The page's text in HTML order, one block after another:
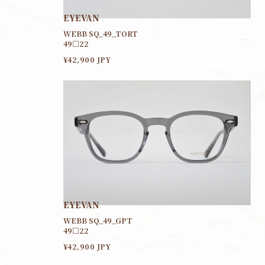
EYEVAN
WEBB SQ_49_TORT
49□22
¥42,900 JPY
EYEVAN
WEBB SQ_49_GPT
49□22
¥42,900 JPY